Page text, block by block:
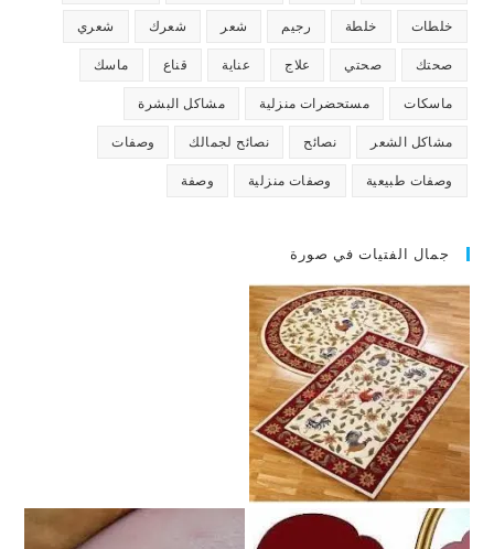
خلطات خلطة رجيم شعر شعرك شعري
صحتك صحتي علاج عناية قناع ماسك
ماسكات مستحضرات منزلية مشاكل البشرة
مشاكل الشعر نصائح نصائح لجمالك وصفات
وصفات طبيعية وصفات منزلية وصفة
جمال الفتيات في صورة